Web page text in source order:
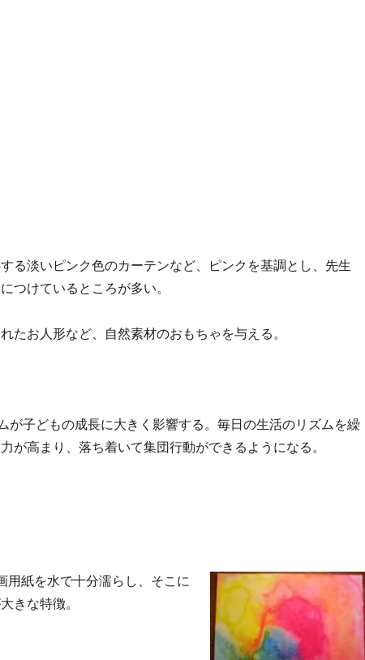
る淡いピンク色のカーテンなど、ピンクを基調とし、先生
つけているところが多い。
たお人形など、自然素材のおもちゃを与える。
が子どもの成長に大きく影響する。毎日の生活のリズムを繰
が高まり、落ち着いて集団行動ができるようになる。
用紙を水で十分濡らし、そこに
きな特徴。